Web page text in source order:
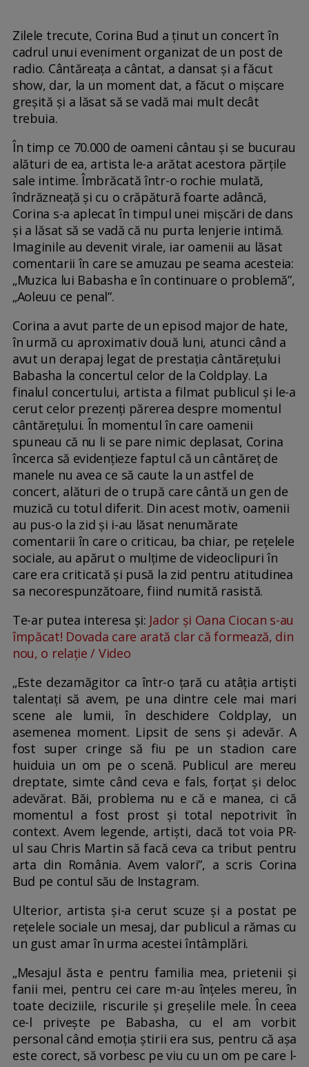
Zilele trecute, Corina Bud a ținut un concert în
cadrul unui eveniment organizat de un post de
radio. Cântăreața a cântat, a dansat și a făcut
show, dar, la un moment dat, a făcut o mișcare
greșită și a lăsat să se vadă mai mult decât
trebuia.
În timp ce 70.000 de oameni cântau și se bucurau
alături de ea, artista le-a arătat acestora părțile
sale intime. Îmbrăcată într-o rochie mulată,
îndrăzneață și cu o crăpătură foarte adâncă,
Corina s-a aplecat în timpul unei mișcări de dans
și a lăsat să se vadă că nu purta lenjerie intimă.
Imaginile au devenit virale, iar oamenii au lăsat
comentarii în care se amuzau pe seama acesteia:
„Muzica lui Babasha e în continuare o problemă”,
„Aoleuu ce penal”.
Corina a avut parte de un episod major de hate,
în urmă cu aproximativ două luni, atunci când a
avut un derapaj legat de prestația cântărețului
Babasha la concertul celor de la Coldplay. La
finalul concertului, artista a filmat publicul și le-a
cerut celor prezenți părerea despre momentul
cântărețului. În momentul în care oamenii
spuneau că nu li se pare nimic deplasat, Corina
încerca să evidențieze faptul că un cântăreț de
manele nu avea ce să caute la un astfel de
concert, alături de o trupă care cântă un gen de
muzică cu totul diferit. Din acest motiv, oamenii
au pus-o la zid și i-au lăsat nenumărate
comentarii în care o criticau, ba chiar, pe rețelele
sociale, au apărut o mulțime de videoclipuri în
care era criticată și pusă la zid pentru atitudinea
sa necorespunzătoare, fiind numită rasistă.
Te-ar putea interesa și: Jador și Oana Ciocan s-au
împăcat! Dovada care arată clar că formează, din
nou, o relație / Video
„Este dezamăgitor ca într-o țară cu atâția artiști
talentați să avem, pe una dintre cele mai mari
scene ale lumii, în deschidere Coldplay, un
asemenea moment. Lipsit de sens și adevăr. A
fost super cringe să fiu pe un stadion care
huiduia un om pe o scenă. Publicul are mereu
dreptate, simte când ceva e fals, forțat și deloc
adevărat. Băi, problema nu e că e manea, ci că
momentul a fost prost și total nepotrivit în
context. Avem legende, artiști, dacă tot voia PR-
ul sau Chris Martin să facă ceva ca tribut pentru
arta din România. Avem valori”, a scris Corina
Bud pe contul său de Instagram.
Ulterior, artista și-a cerut scuze și a postat pe
rețelele sociale un mesaj, dar publicul a rămas cu
un gust amar în urma acestei întâmplări.
„Mesajul ăsta e pentru familia mea, prietenii și
fanii mei, pentru cei care m-au înțeles mereu, în
toate deciziile, riscurile și greșelile mele. În ceea
ce-l privește pe Babasha, cu el am vorbit
personal când emoția știrii era sus, pentru că așa
este corect, să vorbesc pe viu cu un om pe care l-